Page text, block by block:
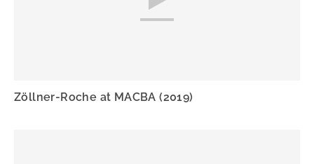
Zöllner-Roche at MACBA (2019)